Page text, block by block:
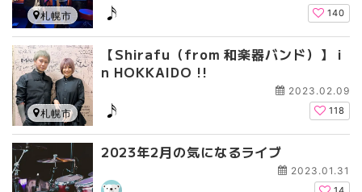
140
札幌市
【Shirafu（from 和楽器バンド）】 i
n HOKKAIDO !!
2023.02.09
118
札幌市
2023年2月の気になるライブ
2023.01.31